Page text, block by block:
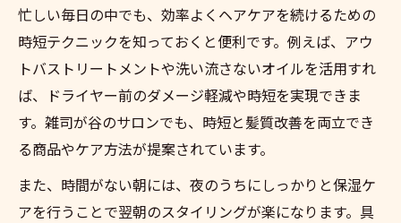
忙しい毎日の中でも、効率よくヘアケアを続けるための
時短テクニックを知っておくと便利です。例えば、アウ
トバストリートメントや洗い流さないオイルを活用すれ
ば、ドライヤー前のダメージ軽減や時短を実現できま
す。雑司が谷のサロンでも、時短と髪質改善を両立でき
る商品やケア方法が提案されています。
また、時間がない朝には、夜のうちにしっかりと保湿ケ
アを行うことで翌朝のスタイリングが楽になります。具